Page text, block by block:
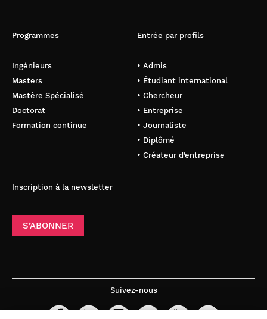
Programmes
Ingénieurs
Masters
Mastère Spécialisé
Doctorat
Formation continue
Entrée par profils
• Admis
• Étudiant international
• Chercheur
• Entreprise
• Journaliste
• Diplômé
• Créateur d’entreprise
Inscription à la newsletter
S’ABONNER
Suivez-nous